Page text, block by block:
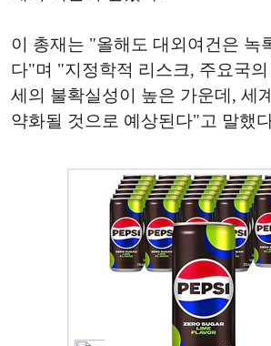
이 총재는 "올해도 대외여건은 녹
다"며 "지정학적 리스크, 주요국
세의 불확실성이 높은 가운데, 세
약화될 것으로 예상된다"고 말했